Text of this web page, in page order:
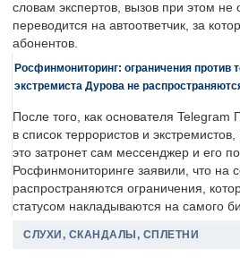
словам экспертов, вызов при этом не
переводится на автоответчик, за
абонентов.
Росфинмониторинг: ограничения против
экстремиста Дурова не
После того, как основателя Telegram
в список террористов и экстремистов,
это затронет сам мессенджер и его
Росфинмониторинге заявили, что на
распространяются ограничения,
статусом накладываются на самого
СЛУХИ, СКАНДАЛЫ, СПЛЕТНИ